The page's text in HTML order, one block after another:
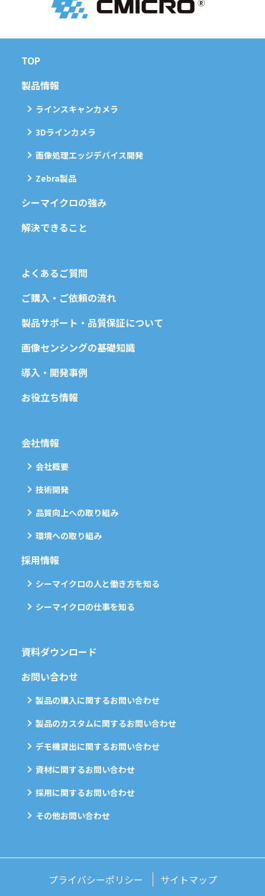
TOP
製品情報
ラインスキャンカメラ
3Dラインカメラ
画像処理エッジデバイス開発
Zebra製品
シーマイクロの強み
解決できること
よくあるご質問
ご購入・ご依頼の流れ
製品サポート・品質保証について
画像センシングの基礎知識
導入・開発事例
お役立ち情報
会社情報
会社概要
技術開発
品質向上への取り組み
環境への取り組み
採用情報
シーマイクロの人と働き方を知る
シーマイクロの仕事を知る
資料ダウンロード
お問い合わせ
製品の購入に関するお問い合わせ
製品のカスタムに関するお問い合わせ
デモ機貸出に関するお問い合わせ
資材に関するお問い合わせ
採用に関するお問い合わせ
その他お問い合わせ
プライバシーポリシー サイトマップ